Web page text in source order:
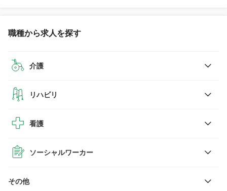
職種から求人を探す
介護
リハビリ
看護
ソーシャルワーカー
その他